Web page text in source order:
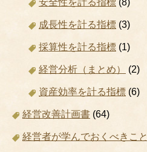
安全性を計る指標 (8)
成長性を計る指標 (3)
採算性を計る指標 (1)
経営分析（まとめ） (2)
資産効率を計る指標 (6)
経営改善計画書 (64)
経営者が学んでおくべきこと